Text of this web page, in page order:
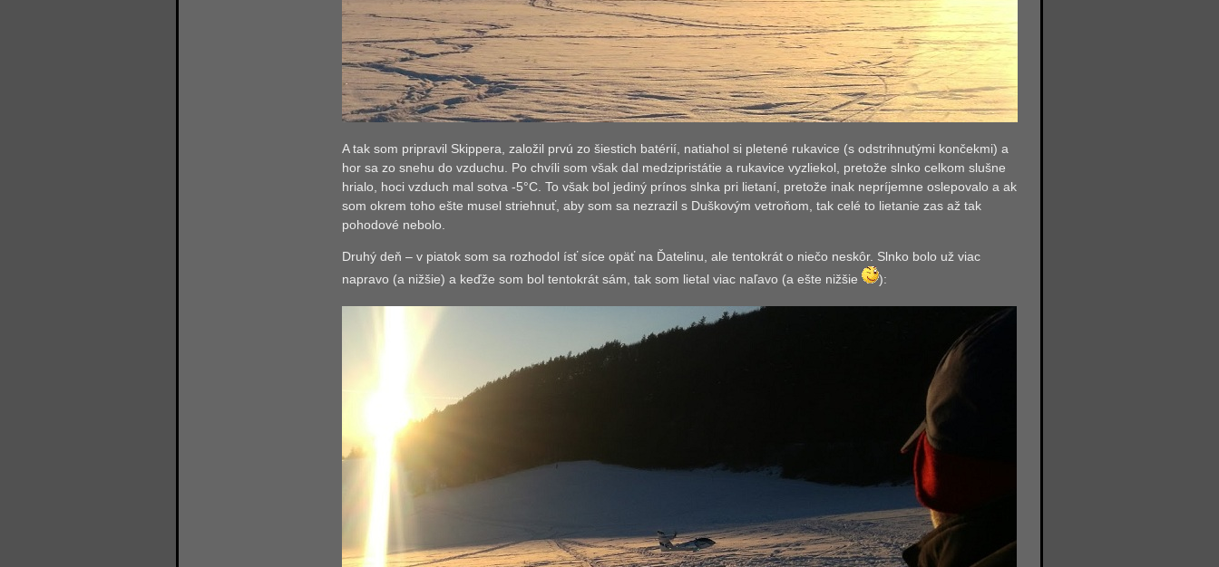
A tak som pripravil Skippera, založil prvú zo šiestich batérií, natiahol si pletené rukavice (s odstrihnutými končekmi) a
hor sa zo snehu do vzduchu. Po chvíli som však dal medzipristátie a rukavice vyzliekol, pretože slnko celkom slušne
hrialo, hoci vzduch mal sotva -5°C. To však bol jediný prínos slnka pri lietaní, pretože inak nepríjemne oslepovalo a ak
som okrem toho ešte musel striehnuť, aby som sa nezrazil s Duškovým vetroňom, tak celé to lietanie zas až tak
pohodové nebolo.
Druhý deň – v piatok som sa rozhodol ísť síce opäť na Ďatelinu, ale tentokrát o niečo neskôr. Slnko bolo už viac
napravo (a nižšie) a keďže som bol tentokrát sám, tak som lietal viac naľavo (a ešte nižšie
):